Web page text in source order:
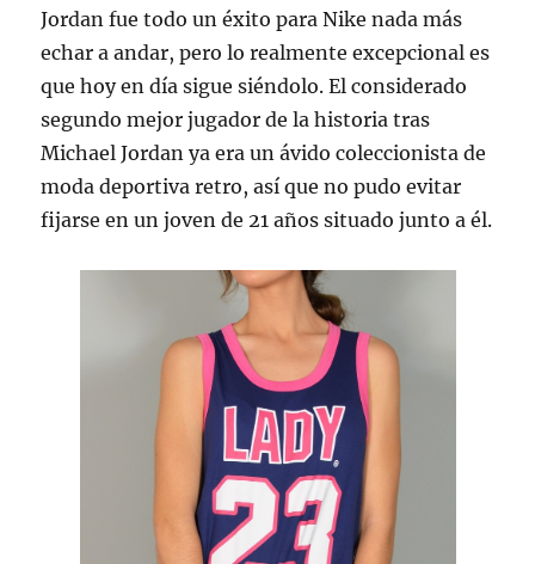
Jordan fue todo un éxito para Nike nada más
echar a andar, pero lo realmente excepcional es
que hoy en día sigue siéndolo. El considerado
segundo mejor jugador de la historia tras
Michael Jordan ya era un ávido coleccionista de
moda deportiva retro, así que no pudo evitar
fijarse en un joven de 21 años situado junto a él.